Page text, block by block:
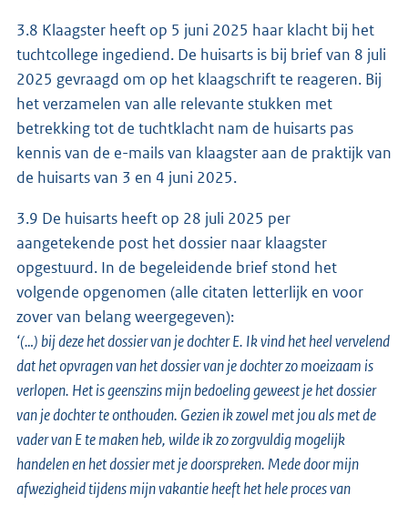
3.8 Klaagster heeft op 5 juni 2025 haar klacht bij het
tuchtcollege ingediend. De huisarts is bij brief van 8 juli
2025 gevraagd om op het klaagschrift te reageren. Bij
het verzamelen van alle relevante stukken met
betrekking tot de tuchtklacht nam de huisarts pas
kennis van de e-mails van klaagster aan de praktijk van
de huisarts van 3 en 4 juni 2025.
3.9 De huisarts heeft op 28 juli 2025 per
aangetekende post het dossier naar klaagster
opgestuurd. In de begeleidende brief stond het
volgende opgenomen (alle citaten letterlijk en voor
zover van belang weergegeven):
‘(…) bij deze het dossier van je dochter E. Ik vind het heel vervelend
dat het opvragen van het dossier van je dochter zo moeizaam is
verlopen. Het is geenszins mijn bedoeling geweest je het dossier
van je dochter te onthouden. Gezien ik zowel met jou als met de
vader van E te maken heb, wilde ik zo zorgvuldig mogelijk
handelen en het dossier met je doorspreken. Mede door mijn
afwezigheid tijdens mijn vakantie heeft het hele proces van